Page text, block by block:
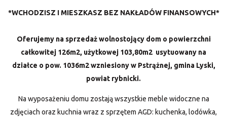
*WCHODZISZ I MIESZKASZ BEZ NAKŁADÓW FINANSOWYCH*
Oferujemy na sprzedaż wolnostojący dom o powierzchni
całkowitej 126m2, użytkowej 103,80m2 usytuowany na
działce o pow. 1036m2 wzniesiony w Pstrążnej, gmina Lyski,
powiat rybnicki.
Na wyposażeniu domu zostają wszystkie meble widoczne na
zdjęciach oraz kuchnia wraz z sprzętem AGD: kuchenka, lodówka,